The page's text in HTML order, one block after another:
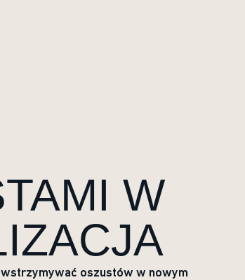
W
oszustów w nowym